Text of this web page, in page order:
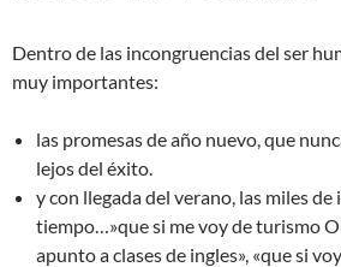
Dentro de las incongruencias del ser
muy importantes:
las promesas de año nuevo, que
lejos del éxito.
y con llegada del verano, las miles de
tiempo…»que si me voy de turismo
apunto a clases de ingles», «que si